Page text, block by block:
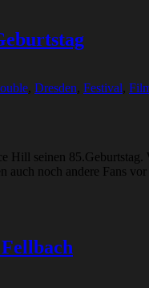
, Dresden, Festival,
Hill seinen
auch noch andere Fans